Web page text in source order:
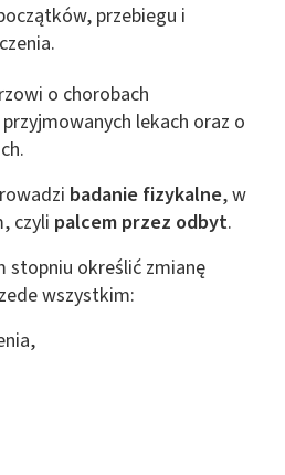
przebiegu i
o chorobach
lekach oraz o
badanie fizykalne, w
czyli palcem przez odbyt.
stopniu określić zmianę
wszystkim: